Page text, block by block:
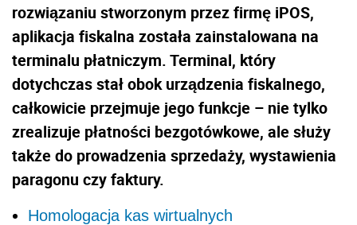
rozwiązaniu stworzonym przez firmę iPOS,
aplikacja fiskalna została zainstalowana na
terminalu płatniczym. Terminal, który
dotychczas stał obok urządzenia fiskalnego,
całkowicie przejmuje jego funkcje – nie tylko
zrealizuje płatności bezgotówkowe, ale służy
także do prowadzenia sprzedaży, wystawienia
paragonu czy faktury.
Homologacja kas wirtualnych